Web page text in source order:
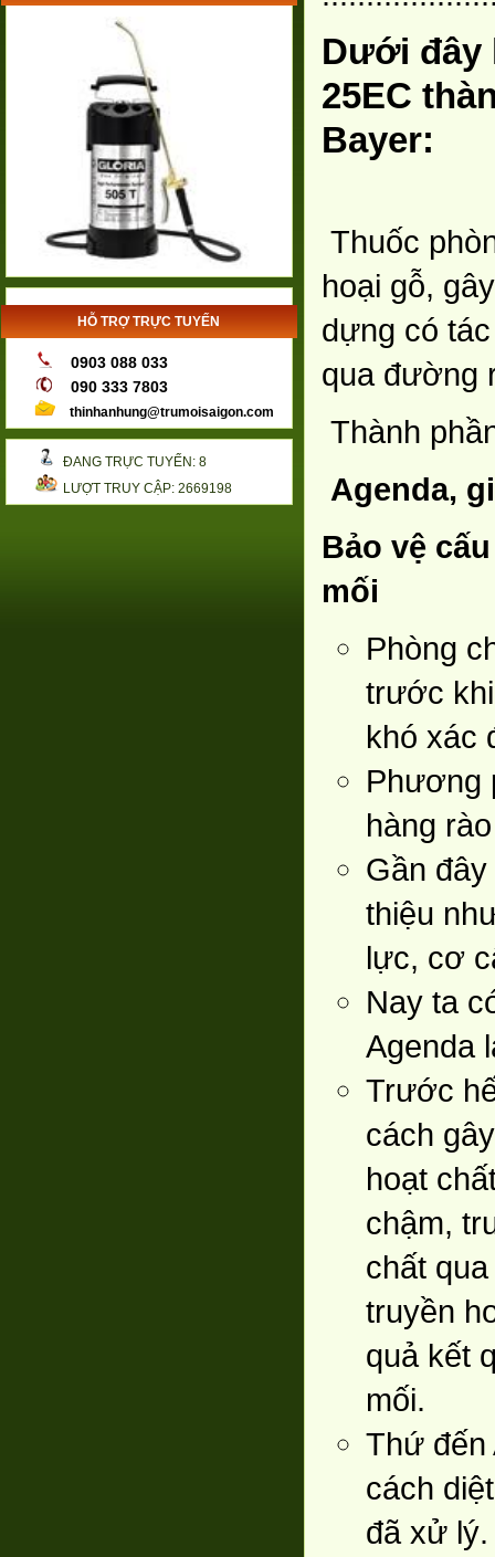
HỖ TRỢ TRỰC TUYẾN
0903 088 033
090 333 7803
thinhanhung@trumoisaigon.com
ĐANG TRỰC TUYẾN: 8
LƯỢT TRUY CẬP: 2669198
Dưới đây
25EC
Bayer:
Thuốc
hoại gỗ,
dựng có
qua đường
Thành
Agenda,
Bảo vệ
mối
Phòng
trước
khó xác
Phương
hàng
Gần
thiệu
lực, cơ
Nay ta
Agenda
Trước
cách
hoạt
chậm,
chất
truyền
quả kết
mối.
Thứ đến
cách
đã xử